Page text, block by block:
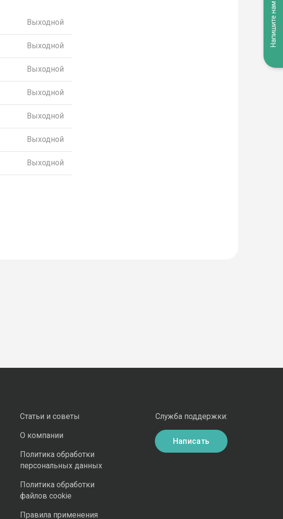
Выходной
Выходной
Выходной
Выходной
Выходной
Выходной
Выходной
Статьи и советы
О компании
Политика обработки
персональных данных
Политика обработки
файлов cookie
Правила применения
Служба поддержки:
Написать
Напишите нам